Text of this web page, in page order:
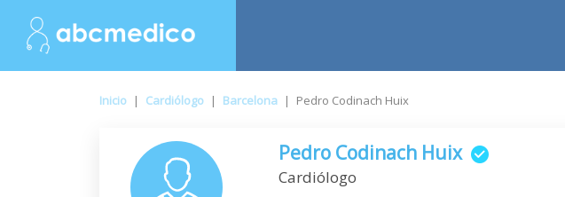
Inicio | Cardiólogo | Barcelona | Pedro Codinach Huix
Pedro Codinach Huix
Cardiólogo